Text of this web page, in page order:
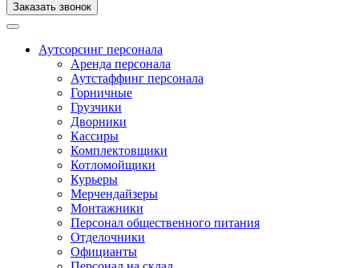
Заказать звонок
Аутсорсинг персонала
Аренда персонала
Аутстаффинг персонала
Горничные
Грузчики
Дворники
Кассиры
Комплектовщики
Котломойщики
Курьеры
Мерчендайзеры
Монтажники
Персонал общественного питания
Отделочники
Официанты